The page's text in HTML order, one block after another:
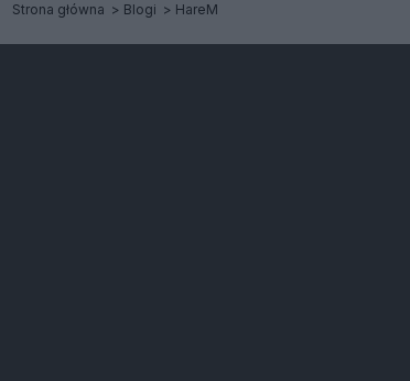
Strona główna Blogi HareM